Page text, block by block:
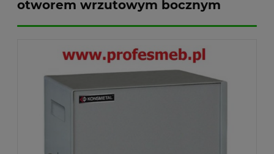
otworem wrzutowym bocznym